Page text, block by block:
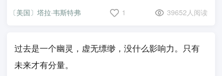
〔美国〕塔拉·韦斯特弗 1 39652人阅读
过去是一个幽灵，虚无缥缈，没什么影响力。只有
未来才有分量。